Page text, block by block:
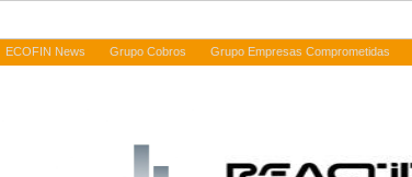
ECOFIN News Grupo Cobros Grupo Empresas Comprometidas